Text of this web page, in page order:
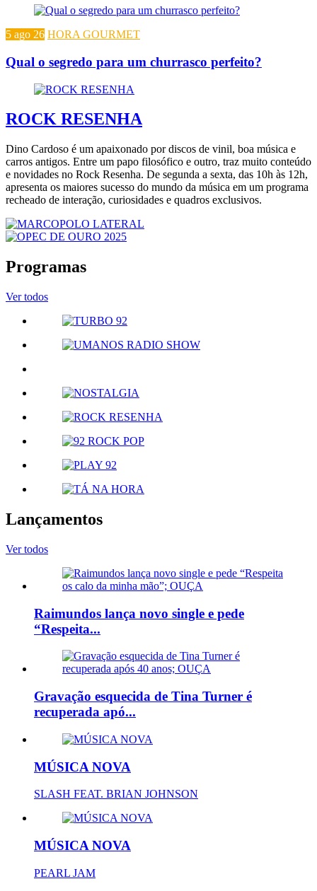
5 ago 26 HORA GOURMET
Qual o segredo para um churrasco perfeito?
ROCK RESENHA
Dino Cardoso é um apaixonado por discos de vinil, boa música e
carros antigos. Entre um papo filosófico e outro, traz muito conteúdo
e novidades no Rock Resenha. De segunda a sexta, das 10h às 12h,
apresenta os maiores sucesso do mundo da música em um programa
recheado de interação, curiosidades e quadros exclusivos.
Programas
Ver todos
Lançamentos
Ver todos
Raimundos lança novo single e pede
“Respeita...
Gravação esquecida de Tina Turner é
recuperada apó...
MÚSICA NOVA
SLASH FEAT. BRIAN JOHNSON
MÚSICA NOVA
PEARL JAM